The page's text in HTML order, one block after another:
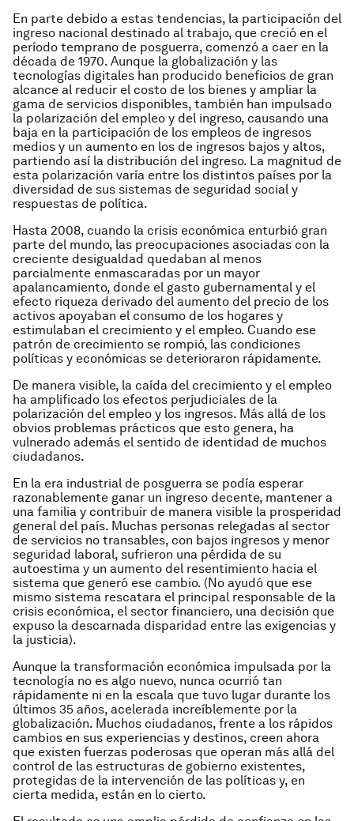
En parte debido a estas tendencias, la participación del
ingreso nacional destinado al trabajo, que creció en el
período temprano de posguerra, comenzó a caer en la
década de 1970. Aunque la globalización y las
tecnologías digitales han producido beneficios de gran
alcance al reducir el costo de los bienes y ampliar la
gama de servicios disponibles, también han impulsado
la polarización del empleo y del ingreso, causando una
baja en la participación de los empleos de ingresos
medios y un aumento en los de ingresos bajos y altos,
partiendo así la distribución del ingreso. La magnitud de
esta polarización varía entre los distintos países por la
diversidad de sus sistemas de seguridad social y
respuestas de política.
Hasta 2008, cuando la crisis económica enturbió gran
parte del mundo, las preocupaciones asociadas con la
creciente desigualdad quedaban al menos
parcialmente enmascaradas por un mayor
apalancamiento, donde el gasto gubernamental y el
efecto riqueza derivado del aumento del precio de los
activos apoyaban el consumo de los hogares y
estimulaban el crecimiento y el empleo. Cuando ese
patrón de crecimiento se rompió, las condiciones
políticas y económicas se deterioraron rápidamente.
De manera visible, la caída del crecimiento y el empleo
ha amplificado los efectos perjudiciales de la
polarización del empleo y los ingresos. Más allá de los
obvios problemas prácticos que esto genera, ha
vulnerado además el sentido de identidad de muchos
ciudadanos.
En la era industrial de posguerra se podía esperar
razonablemente ganar un ingreso decente, mantener a
una familia y contribuir de manera visible la prosperidad
general del país. Muchas personas relegadas al sector
de servicios no transables, con bajos ingresos y menor
seguridad laboral, sufrieron una pérdida de su
autoestima y un aumento del resentimiento hacia el
sistema que generó ese cambio. (No ayudó que ese
mismo sistema rescatara el principal responsable de la
crisis económica, el sector financiero, una decisión que
expuso la descarnada disparidad entre las exigencias y
la justicia).
Aunque la transformación económica impulsada por la
tecnología no es algo nuevo, nunca ocurrió tan
rápidamente ni en la escala que tuvo lugar durante los
últimos 35 años, acelerada increíblemente por la
globalización. Muchos ciudadanos, frente a los rápidos
cambios en sus experiencias y destinos, creen ahora
que existen fuerzas poderosas que operan más allá del
control de las estructuras de gobierno existentes,
protegidas de la intervención de las políticas y, en
cierta medida, están en lo cierto.